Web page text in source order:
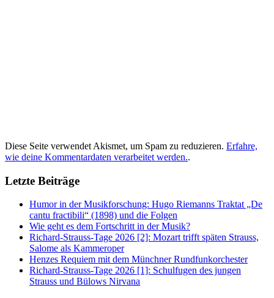
Diese Seite verwendet Akismet, um Spam zu reduzieren. Erfahre,
wie deine Kommentardaten verarbeitet werden..
Letzte Beiträge
Humor in der Musikforschung: Hugo Riemanns Traktat „De
cantu fractibili“ (1898) und die Folgen
Wie geht es dem Fortschritt in der Musik?
Richard-Strauss-Tage 2026 [2]: Mozart trifft späten Strauss,
Salome als Kammeroper
Henzes Requiem mit dem Münchner Rundfunkorchester
Richard-Strauss-Tage 2026 [1]: Schulfugen des jungen
Strauss und Bülows Nirvana